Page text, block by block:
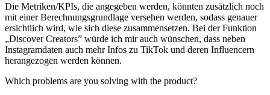
Die Metriken/KPIs, die angegeben werden, könnten zusätzlich noch
mit einer Berechnungsgrundlage versehen werden, sodass genauer
ersichtlich wird, wie sich diese zusammensetzen. Bei der Funktion
„Discover Creators” würde ich mir auch wünschen, dass neben
Instagramdaten auch mehr Infos zu TikTok und deren Influencern
herangezogen werden können.
Which problems are you solving with the product?